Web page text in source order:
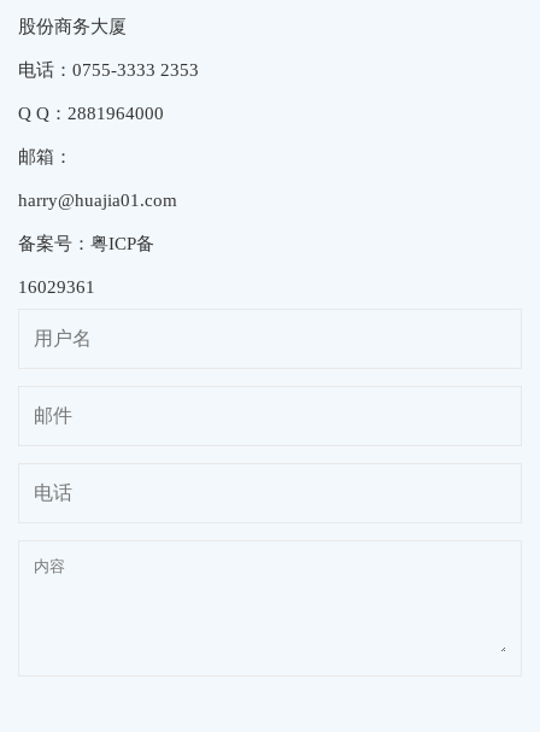
股份商务大厦
电话：0755-3333 2353
Q Q：2881964000
邮箱：
harry@huajia01.com
备案号：粤ICP备
16029361